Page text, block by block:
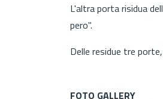
L'altra porta risidua
pero".
Delle residue tre porte,
FOTO GALLERY